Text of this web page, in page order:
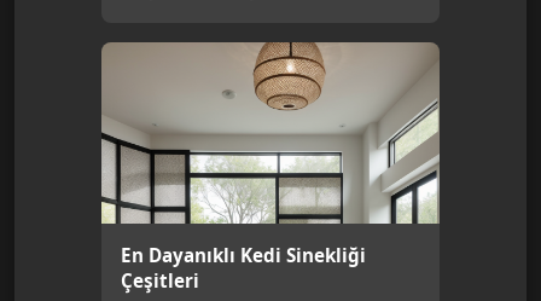
En Dayanıklı Kedi Sinekliği
Çeşitleri